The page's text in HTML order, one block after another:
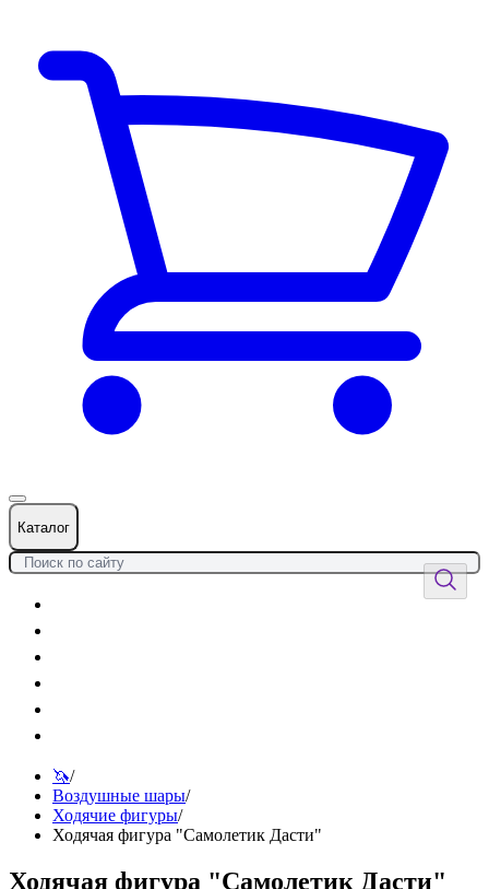
Каталог
🦄/
Воздушные шары/
Ходячие фигуры/
Ходячая фигура "Самолетик Дасти"
Ходячая фигура "Самолетик Дасти"